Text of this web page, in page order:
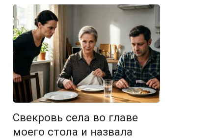
Свекровь села во главе
моего стола и назвала